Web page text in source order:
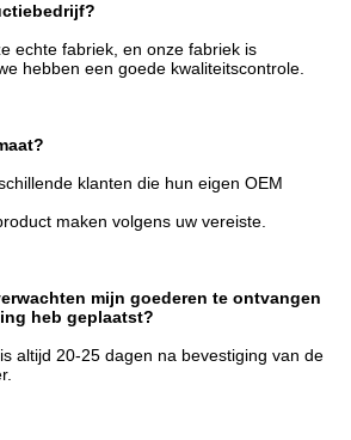
echte fabriek, en onze fabriek is
hebben een goede kwaliteitscontrole.
klanten die hun eigen OEM
maken volgens uw vereiste.
mijn goederen te ontvangen
heb geplaatst?
altijd 20-25 dagen na bevestiging van de